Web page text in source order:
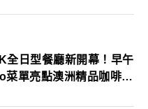
全日型餐廳新開幕！早午
單亮點澳洲精品咖啡快